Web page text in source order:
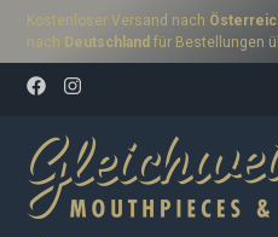
Kostenloser Versand nach
nach Deutschland für Bestellungen